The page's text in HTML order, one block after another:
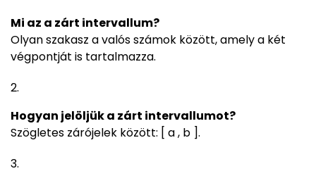
Mi az a zárt intervallum?
Olyan szakasz a valós számok között, amely a két
végpontját is tartalmazza.
Hogyan jelöljük a zárt intervallumot?
Szögletes zárójelek között: [ a , b ].